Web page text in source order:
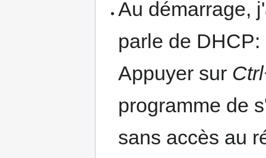
Au démarrage,
parle de
Appuyer sur
programme de
sans accès au